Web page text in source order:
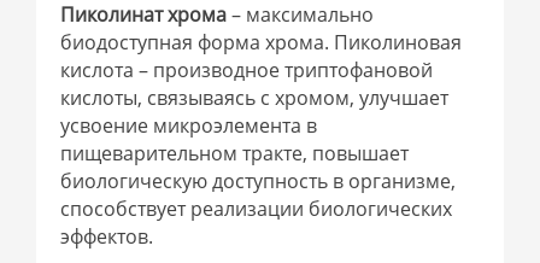
Пиколинат хрома– максимально
биодоступная форма хрома. Пиколиновая
кислота – производное триптофановой
кислоты, связываясь с хромом, улучшает
усвоение микроэлемента в
пищеварительном тракте, повышает
биологическую доступность в организме,
способствует реализации биологических
эффектов.